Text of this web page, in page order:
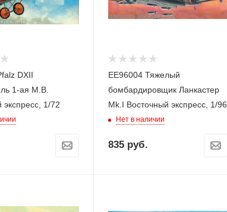
DXII
1-ая М.В.
экспресс, 1/72
ЕЕ96004 Тяжелый
бомбардировщик Ланкастер
Mk.I Восточный экспресс, 1/96
Нет в наличии
835 руб.